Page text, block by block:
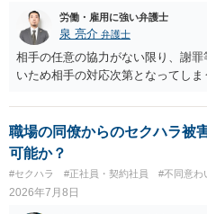
労働・雇用に強い弁護士
泉 亮介 弁護士
相手の任意の協力がない限り、謝
いため相手の対応次第となってしま
職場の同僚からのセクハラ被
可能か？
#セクハラ #正社員・契約社員 #不同意わ
2026年7月8日